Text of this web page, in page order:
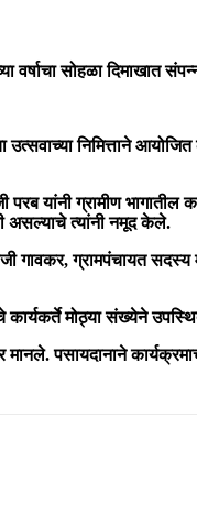
वर्षाचा सोहळा दिमाखात
निमित्ताने
यांनी ग्रामीण
असल्याचे त्यांनी नमूद केले.
गावकर, ग्रामपंचायत
मोठ्या संख्येने
मानले. पसायदानाने